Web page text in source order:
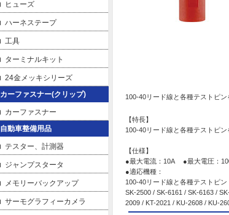
100-40リード線と各種テストピ
【特長】
100-40リード線と各種テストピン
【仕様】
●最大電流：10A ●最大電圧：
●適応機種：
100-40リード線と各種テストピ
SK-2500 / SK-6161 / SK-6163 /
2009 / KT-2021 / KU-2608 / KU-
ヒューズ
ハーネステープ
工具
ターミナルキット
24金メッキシリーズ
カーファスナー(クリップ)
カーファスナー
自動車整備用品
テスター、計測器
ジャンプスタータ
メモリーバックアップ
サーモグラフィーカメラ